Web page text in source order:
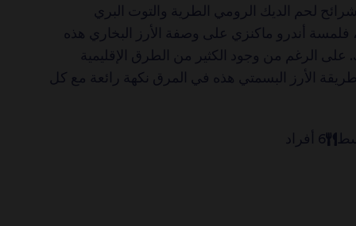
لحم الديك الرومي الطرية والتوت البري
فلمسة أندرو ماكنزي على وصفة الأرز البخاري هذه
على الرغم من وجود الكثير من الطرق الإقليمية
الأرز البسمتي هذه في المرق نكهة رائعة مع كل
6 أفراد